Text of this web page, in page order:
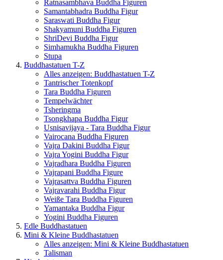
Ratnasambhava Buddha Figuren
Samantabhadra Buddha Figur
Saraswati Buddha Figur
Shakyamuni Buddha Figuren
ShriDevi Buddha Figur
Simhamukha Buddha Figuren
Stupa
Buddhastatuen T-Z
Alles anzeigen: Buddhastatuen T-Z
Tantrischer Totenkopf
Tara Buddha Figuren
Tempelwächter
Tsheringma
Tsongkhapa Buddha Figur
Usnisavijaya - Tara Buddha Figur
Vairocana Buddha Figuren
Vajra Dakini Buddha Figur
Vajra Yogini Buddha Figur
Vajradhara Buddha Figuren
Vajrapani Buddha Figure
Vajrasattva Buddha Figuren
Vajravarahi Buddha Figur
Weiße Tara Buddha Figuren
Yamantaka Buddha Figur
Yogini Buddha Figuren
Edle Buddhastatuen
Mini & Kleine Buddhastatuen
Alles anzeigen: Mini & Kleine Buddhastatuen
Talisman